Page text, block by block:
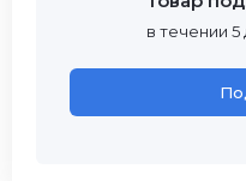
в течении